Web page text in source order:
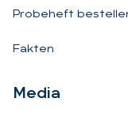
Probeheft
Fakten
Me­dia